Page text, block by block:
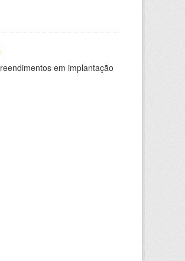
em implantação